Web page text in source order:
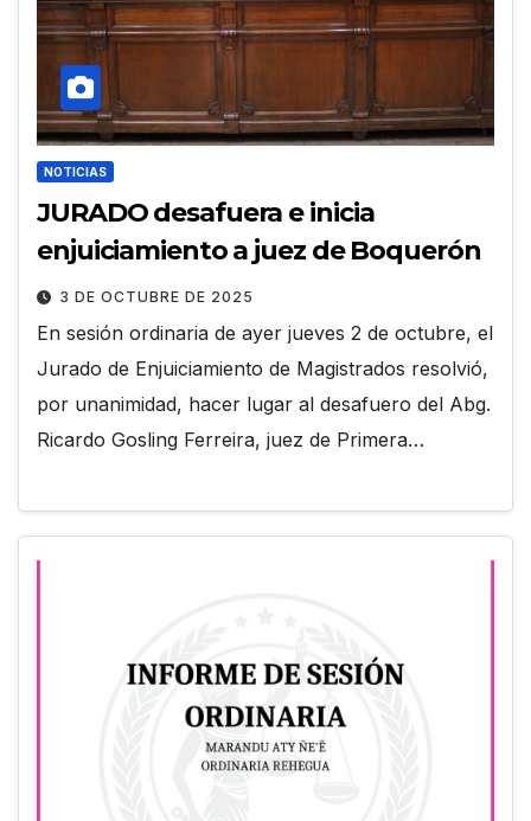
NOTICIAS
JURADO desafuera e inicia
enjuiciamiento a juez de Boquerón
3 DE OCTUBRE DE 2025
En sesión ordinaria de ayer jueves 2 de octubre, el
Jurado de Enjuiciamiento de Magistrados resolvió,
por unanimidad, hacer lugar al desafuero del Abg.
Ricardo Gosling Ferreira, juez de Primera…